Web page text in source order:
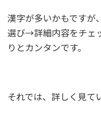
漢字が多いかもですが
選び→詳細内容をチェ
りとカンタンです。
それでは、詳しく見て